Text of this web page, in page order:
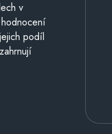
v
podíl